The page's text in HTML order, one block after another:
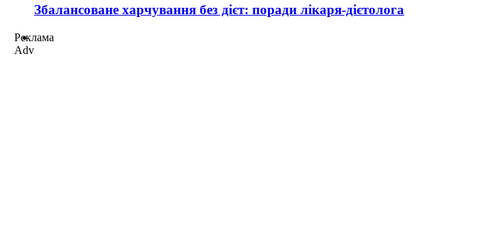
Збалансоване харчування без дієт: поради лікаря-дієтолога
Реклама
Adv